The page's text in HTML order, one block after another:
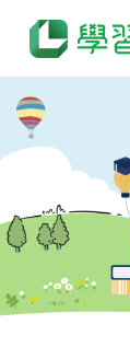
跳
至
主
要
內